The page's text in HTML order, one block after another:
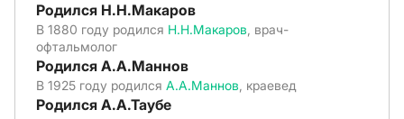
Родился Н.Н.Макаров
В 1880 году родился Н.Н.Макаров , врач-
офтальмолог
Родился А.А.Маннов
В 1925 году родился А.А.Маннов , краевед
Родился А.А.Таубе